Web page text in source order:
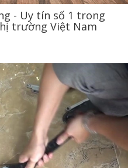
- Uy tín số 1 trong
trường Việt Nam